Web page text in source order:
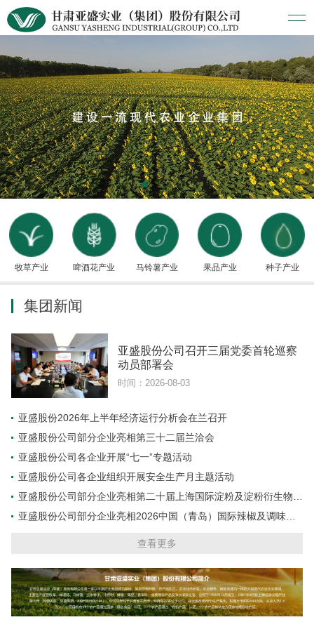
牧草产业 啤酒花产业 马铃薯产业 果品产业 种子产业
集团新闻
亚盛股份公司召开三届党委首轮巡察
动员部署会
时间：2026-08-03
亚盛股份2026年上半年经济运行分析会在兰召开
亚盛股份公司部分企业亮相第三十二届兰洽会
亚盛股份公司各企业开展“七一”专题活动
亚盛股份公司各企业组织开展安全生产月主题活动
亚盛股份公司部分企业亮相第二十届上海国际淀粉及淀粉衍生物展
览会
亚盛股份公司部分企业亮相2026中国（青岛）国际辣椒及调味料
查看更多